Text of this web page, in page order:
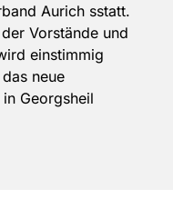
Aurich sstatt.
Vorstände und
einstimmig
neue
Georgsheil